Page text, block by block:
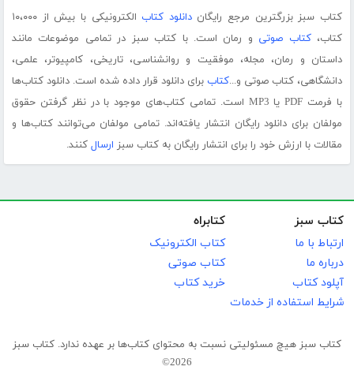
کتاب سبز بزرگترین مرجع رایگاندانلود کتاب
الکترونیکی با بیش از ۱۰،۰۰۰
کتاب،کتاب صوتی و رمان است. با کتاب سبز در تمامی موضوعات مانند
داستان و رمان، مجله، موفقیت و روانشناسی، تاریخی، کامپیوتر، علمی،
دانشگاهی، کتاب صوتی و...کتاب برای دانلود قرار داده شده است. دانلود کتاب‌ها
با فرمت PDF یا MP3 است. تمامی کتاب‌های موجود با در نظر گرفتن حقوق
مولفان برای دانلود رایگان انتشار یافته‌اند. تمامی مولفان می‌توانند کتاب‌ها و
مقالات با ارزش خود را برای انتشار رایگان به کتاب سبز ارسال کنند.
کتاب سبز
ارتباط با ما
درباره ما
آپلود کتاب
شرایط استفاده از خدمات
کتابراه
کتاب الکترونیک
کتاب صوتی
خرید کتاب
کتاب سبز هیچ مسئولیتی نسبت به محتوای کتاب‌ها بر عهده ندارد. کتاب سبز
2026©